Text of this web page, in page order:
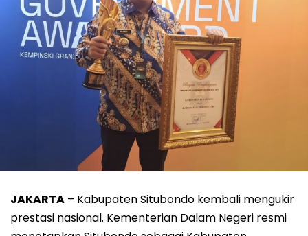
JAKARTA – Kabupaten Situbondo kembali mengukir
prestasi nasional. Kementerian Dalam Negeri resmi